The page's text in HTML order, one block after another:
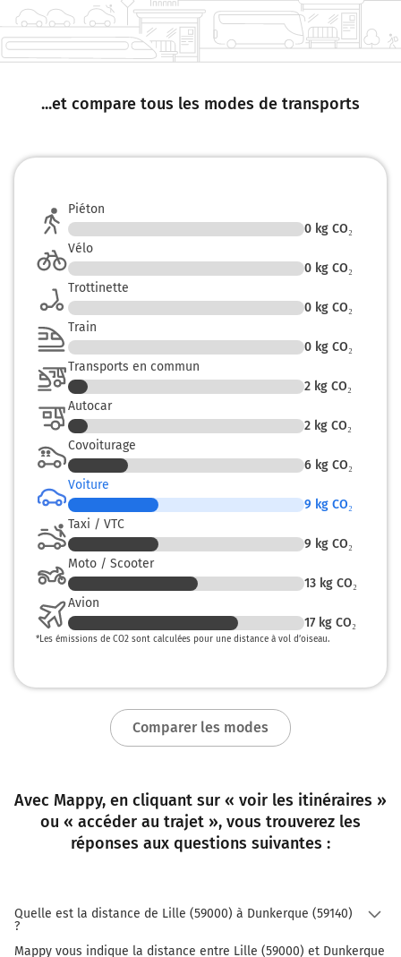
...et compare tous les modes de transports
Piéton
0 kg CO₂
Vélo
0 kg CO₂
Trottinette
0 kg CO₂
Train
0 kg CO₂
Transports en commun
2 kg CO₂
Autocar
2 kg CO₂
Covoiturage
6 kg CO₂
Voiture
9 kg CO₂
Taxi / VTC
9 kg CO₂
Moto / Scooter
13 kg CO₂
Avion
17 kg CO₂
*Les émissions de CO2 sont calculées pour une distance à vol d’oiseau.
Comparer les modes
Avec Mappy, en cliquant sur « voir les itinéraires »
ou « accéder au trajet », vous trouverez les
réponses aux questions suivantes :
Quelle est la distance de Lille (59000) à Dunkerque (59140)
?
Mappy vous indique la distance entre Lille (59000) et Dunkerque